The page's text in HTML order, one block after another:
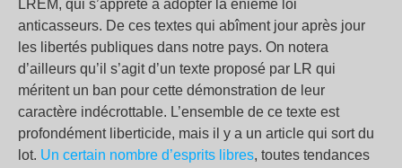
LREM, qui s’apprête à adopter la énième loi
anticasseurs. De ces textes qui abîment jour après jour
les libertés publiques dans notre pays. On notera
d’ailleurs qu’il s’agit d’un texte proposé par LR qui
méritent un ban pour cette démonstration de leur
caractère indécrottable. L’ensemble de ce texte est
profondément liberticide, mais il y a un article qui sort du
lot. Un certain nombre d’esprits libres, toutes tendances